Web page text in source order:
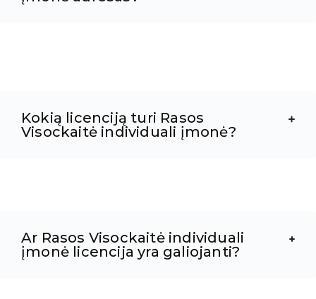
Kokią licenciją turi Rasos
Visockaitė individuali įmonė?
Ar Rasos Visockaitė individuali
įmonė licencija yra galiojanti?